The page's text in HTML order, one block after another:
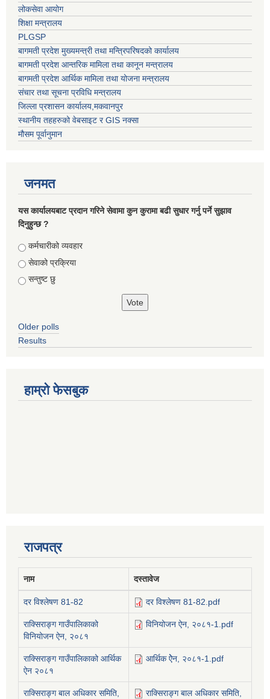
लोकसेवा आयोग
शिक्षा मन्त्रालय
PLGSP
बागमती प्रदेश मुख्यमन्त्री तथा मन्त्रिपरिषदको कार्यालय
बागमती प्रदेश आन्तरिक मामिला तथा कानून मन्त्रालय
बागमती प्रदेश आर्थिक मामिला तथा योजना मन्त्रालय
संचार तथा सूचना प्रविधि मन्त्रालय
जिल्ला प्रशासन कार्यालय,मकवानपुर
स्थानीय तहहरुको वेबसाइट र GIS नक्सा
मौसम पूर्वानुमान
जनमत
यस कार्यालयबाट प्रदान गरिने सेवामा कुन कुरामा बढी सुधार गर्नु पर्ने सुझाव
दिनुहुन्छ ?
Choices
कर्मचारीको व्यवहार
सेवाको प्रक्रिया
सन्तुष्ट छु
Older polls
Results
हाम्रो फेसबुक
राजपत्र
नाम दस्तावेज
दर विश्लेषण 81-82 दर विश्लेषण 81-82.pdf
राक्सिराङ्ग गाउँपालिकाको
विनियोजन ऐन, २०८१
विनियोजन ऐन, २०८१-1.pdf
राक्सिराङ्ग गाउँपालिकाको आर्थिक
ऐन २०८१
आर्थिक ऐेन, २०८१-1.pdf
राक्सिराङ्ग बाल अधिकार समिति,
राक्सिराङ्ग बाल अधिकार समिति,